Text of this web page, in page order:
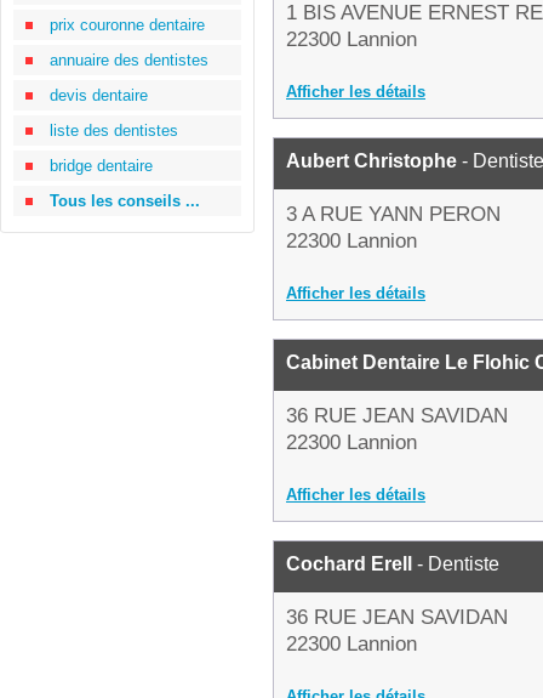
prix couronne dentaire
annuaire des dentistes
devis dentaire
liste des dentistes
bridge dentaire
Tous les conseils ...
1 BIS AVENUE ERNEST
22300 Lannion
Afficher les détails
Aubert Christophe - Dentiste
3 A RUE YANN PERON
22300 Lannion
Afficher les détails
Cabinet Dentaire Le Flohic
36 RUE JEAN SAVIDAN
22300 Lannion
Afficher les détails
Cochard Erell - Dentiste
36 RUE JEAN SAVIDAN
22300 Lannion